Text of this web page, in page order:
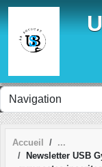
Accueil
Newsletter USB
Panneau de gestion